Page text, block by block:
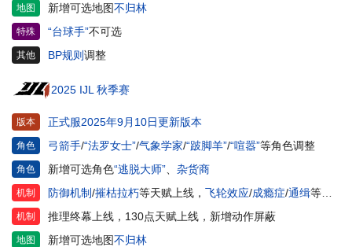
地图 新增可选地图不归林
特殊 “台球手”不可选
其他 BP规则调整
2025 IJL 秋季赛
版本 正式服2025年9月10日更新版本
角色 弓箭手/“法罗女士”/气象学家/“跛脚羊”/“喧嚣”等角色调整
角色 新增可选角色“逃脱大师” 杂货商
机制 防御机制/摧枯拉朽等天赋上线， 飞轮效应/成瘾症/通缉等天赋调整
机制 推理终幕上线，130点天赋上线，新增动作屏蔽
地图 新增可选地图不归林